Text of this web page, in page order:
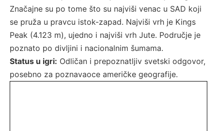
Značajne su po tome što su najviši venac u SAD koji
se pruža u pravcu istok-zapad. Najviši vrh je Kings
Peak (4.123 m), ujedno i najviši vrh Jute. Područje je
poznato po divljini i nacionalnim šumama.
Status u igri: Odličan i prepoznatljiv svetski odgovor,
posebno za poznavaoce američke geografije.